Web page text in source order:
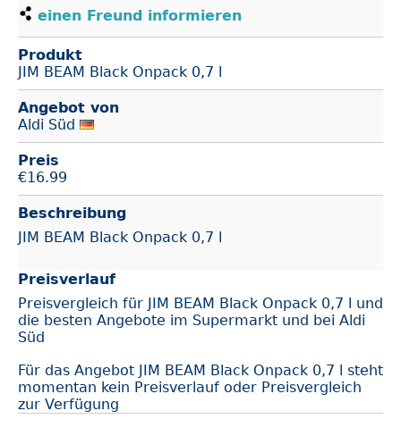
einen Freund informieren
Produkt
JIM BEAM Black Onpack 0,7 l
Angebot von
Aldi Süd
Preis
€16.99
Beschreibung
JIM BEAM Black Onpack 0,7 l
Preisverlauf
Preisvergleich für JIM BEAM Black Onpack 0,7 l und
die besten Angebote im Supermarkt und bei Aldi
Süd
Für das Angebot JIM BEAM Black Onpack 0,7 l steht
momentan kein Preisverlauf oder Preisvergleich
zur Verfügung